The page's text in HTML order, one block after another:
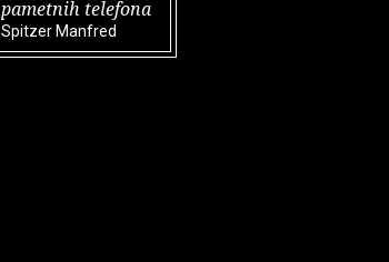
pametnih telefona
Spitzer Manfred